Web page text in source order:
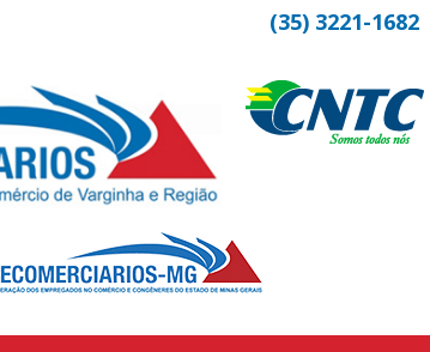
(35) 3221-1682